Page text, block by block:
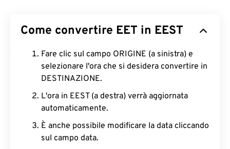
Come convertire EET in EEST
Fare clic sul campo ORIGINE (a sinistra) e
selezionare l'ora che si desidera convertire in
DESTINAZIONE.
L'ora in EEST (a destra) verrà aggiornata
automaticamente.
È anche possibile modificare la data cliccando
sul campo data.